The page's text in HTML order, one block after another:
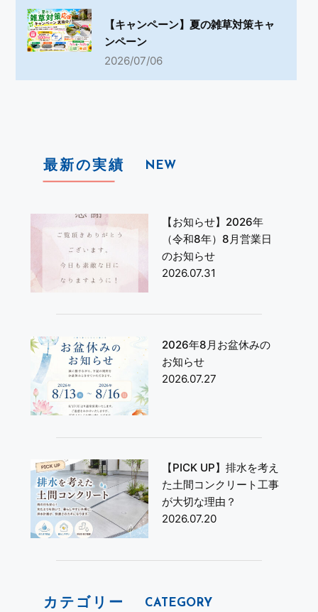
【キャンペーン】夏の雑草対策キャ
ンペーン
2026/07/06
最新の実績 NEW
【お知らせ】2026年
（令和8年）8月営業日
のお知らせ
2026.07.31
2026年8月お盆休みの
お知らせ
2026.07.27
【PICK UP】排水を考え
た土間コンクリート工事
が大切な理由？
2026.07.20
カテゴリー CATEGORY